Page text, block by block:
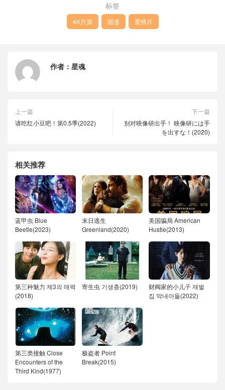
标签
4K片源 国漫 爱情片
作者： 星魂
上一篇
请吃红小豆吧！第0.5季(2022)
下一篇
别对映像研出手！ 映像研には手
を出すな！(2020)
相关推荐
蓝甲虫 Blue
Beetle(2023)
末日逃生
Greenland(2020)
美国骗局 American
Hustle(2013)
第三种魅力 제3의 매력
(2018)
寄生虫 기생충(2019)
财阀家的小儿子 재벌
집 막내아들(2022)
第三类接触 Close
Encounters of the
Third Kind(1977)
极盗者 Point
Break(2015)